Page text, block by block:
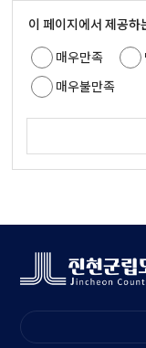
이 페이지에서 제공
매우만족
매우불만족